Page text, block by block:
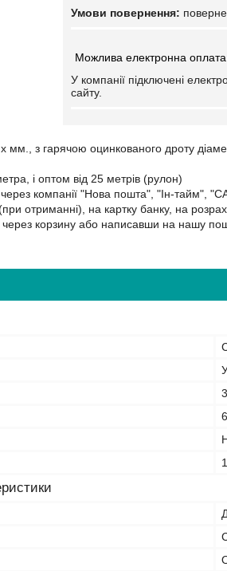
У компанії підключені
сайту.
х мм., з гарячою оцинкованого дроту
і оптом від 25 метрів (рулон)
компанії "Нова пошта", "Ін-тайм",
отриманні), на картку банку, на
корзину або написавши на нашу